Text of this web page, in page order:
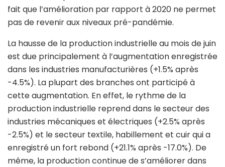
fait que l’amélioration par rapport à 2020 ne permet
pas de revenir aux niveaux pré-pandémie.
La hausse de la production industrielle au mois de juin
est due principalement à l’augmentation enregistrée
dans les industries manufacturières (+1.5% après
-4.5%). La plupart des branches ont participé à
cette augmentation. En effet, le rythme de la
production industrielle reprend dans le secteur des
industries mécaniques et électriques (+2.5% après
-2.5%) et le secteur textile, habillement et cuir qui a
enregistré un fort rebond (+21.1% après -17.0%). De
même, la production continue de s’améliorer dans